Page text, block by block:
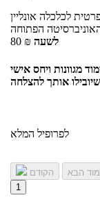
לכלכלה אונליין
הפתוחה
80 ₪ לשעה
מגוונות ויחס אישי
שיובילו אותך להצלחה
לפרופיל המלא
הקודם
1